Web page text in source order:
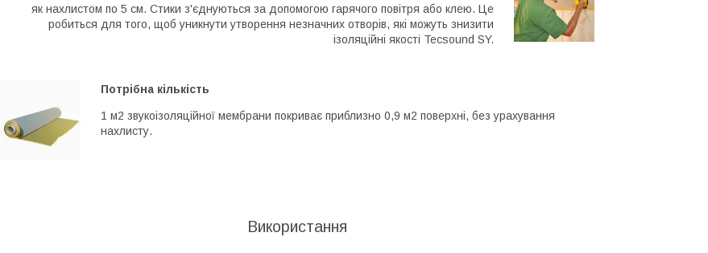
як нахлистом по 5 см. Стики з'єднуються за допомогою гарячого повітря або клею. Це
робиться для того, щоб уникнути утворення незначних отворів, які можуть знизити
ізоляційні якості Tecsound SY.
Потрібна кількість
1 м2 звукоізоляційної мембрани покриває приблизно 0,9 м2 поверхні, без урахування
нахлисту.
Використання